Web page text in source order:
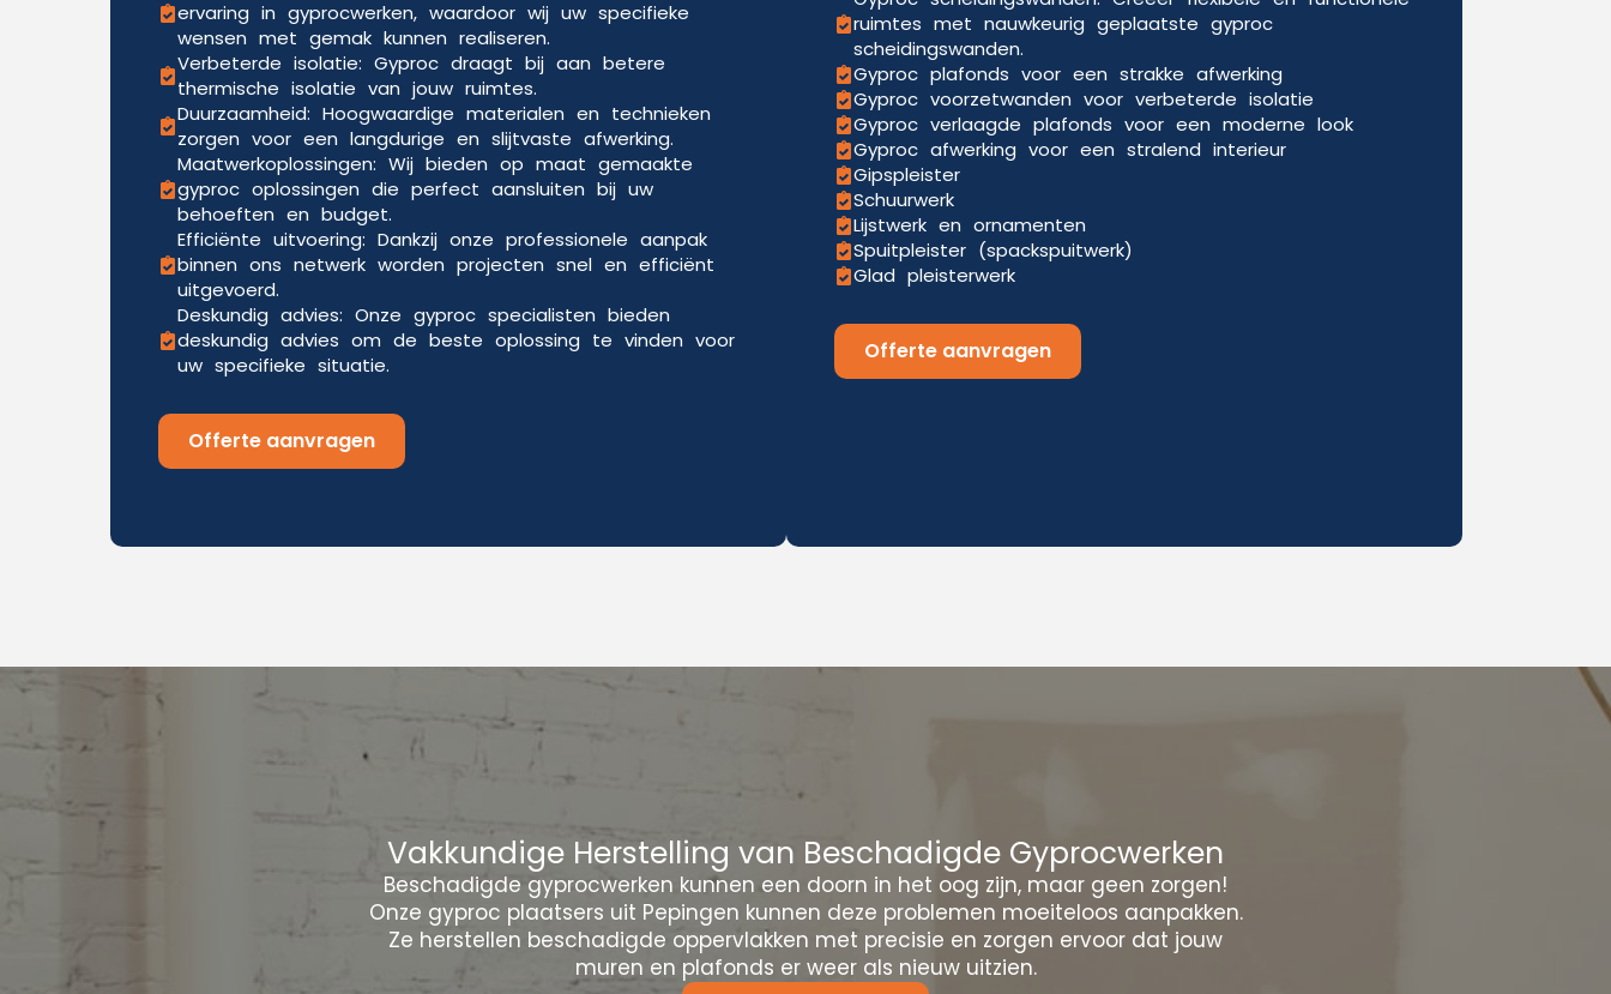
ervaring in gyprocwerken, waardoor wij uw specifieke
wensen met gemak kunnen realiseren.
Verbeterde isolatie: Gyproc draagt bij aan betere
thermische isolatie van jouw ruimtes.
Duurzaamheid: Hoogwaardige materialen en technieken
zorgen voor een langdurige en slijtvaste afwerking.
Maatwerkoplossingen: Wij bieden op maat gemaakte
gyproc oplossingen die perfect aansluiten bij uw
behoeften en budget.
Efficiënte uitvoering: Dankzij onze professionele aanpak
binnen ons netwerk worden projecten snel en efficiënt
uitgevoerd.
Deskundig advies: Onze gyproc specialisten bieden
deskundig advies om de beste oplossing te vinden voor
uw specifieke situatie.
Offerte aanvragen
ruimtes met nauwkeurig geplaatste gyproc
scheidingswanden.
Gyproc plafonds voor een strakke afwerking
Gyproc voorzetwanden voor verbeterde isolatie
Gyproc verlaagde plafonds voor een moderne look
Gyproc afwerking voor een stralend interieur
Gipspleister
Schuurwerk
Lijstwerk en ornamenten
Spuitpleister (spackspuitwerk)
Glad pleisterwerk
Offerte aanvragen
Vakkundige Herstelling van Beschadigde Gyprocwerken
Beschadigde gyprocwerken kunnen een doorn in het oog zijn, maar geen zorgen!
Onze gyproc plaatsers uit Pepingen kunnen deze problemen moeiteloos aanpakken.
Ze herstellen beschadigde oppervlakken met precisie en zorgen ervoor dat jouw
muren en plafonds er weer als nieuw uitzien.